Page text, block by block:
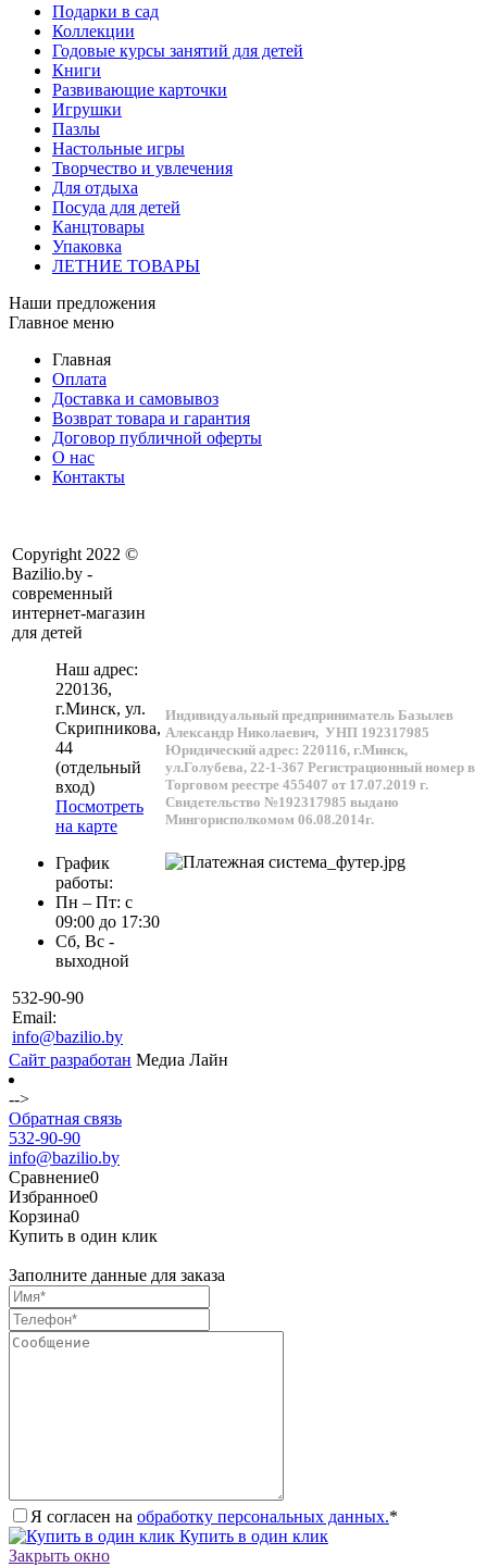
Подарки в сад
Коллекции
Годовые курсы занятий для детей
Книги
Развивающие карточки
Игрушки
Пазлы
Настольные игры
Творчество и увлечения
Для отдыха
Посуда для детей
Канцтовары
Упаковка
ЛЕТНИЕ ТОВАРЫ
Наши предложения
Главное меню
Главная
Оплата
Доставка и самовывоз
Возврат товара и гарантия
Договор публичной оферты
О нас
Контакты
Copyright 2022 ©
Bazilio.by -
современный
интернет-магазин
для детей
Наш адрес:
220136,
г.Минск, ул.
Скрипникова,
44
(отдельный
вход)
Посмотреть
на карте
График
работы:
Пн – Пт: с
09:00 до 17:30
Сб, Вс -
выходной
532-90-90
Email:
info@bazilio.by
Индивидуальный предприниматель Базылев
Александр Николаевич, УНП 192317985
Юридический адрес: 220116, г.Минск,
ул.Голубева, 22-1-367 Регистрационный номер в
Торговом реестре 455407 от 17.07.2019 г.
Свидетельство №192317985 выдано
Мингорисполкомом 06.08.2014г.
Сайт разработан Медиа Лайн
-->
Обратная связь
532-90-90
info@bazilio.by
Сравнение0
Избранное0
Корзина0
Купить в один клик
Заполните данные для заказа
Я согласен на обработку персональных данных.*
Купить в один клик
Закрыть окно